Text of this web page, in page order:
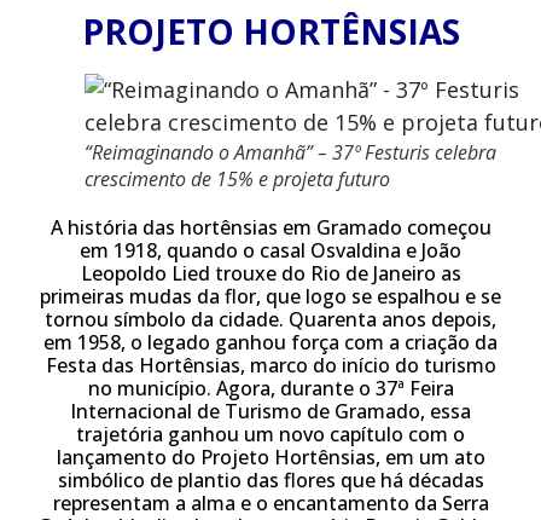
PROJETO HORTÊNSIAS
“Reimaginando o Amanhã” – 37º Festuris celebra
crescimento de 15% e projeta futuro
A história das hortênsias em Gramado começou
em 1918, quando o casal Osvaldina e João
Leopoldo Lied trouxe do Rio de Janeiro as
primeiras mudas da flor, que logo se espalhou e se
tornou símbolo da cidade. Quarenta anos depois,
em 1958, o legado ganhou força com a criação da
Festa das Hortênsias, marco do início do turismo
no município. Agora, durante o 37ª Feira
Internacional de Turismo de Gramado, essa
trajetória ganhou um novo capítulo com o
lançamento do Projeto Hortênsias, em um ato
simbólico de plantio das flores que há décadas
representam a alma e o encantamento da Serra